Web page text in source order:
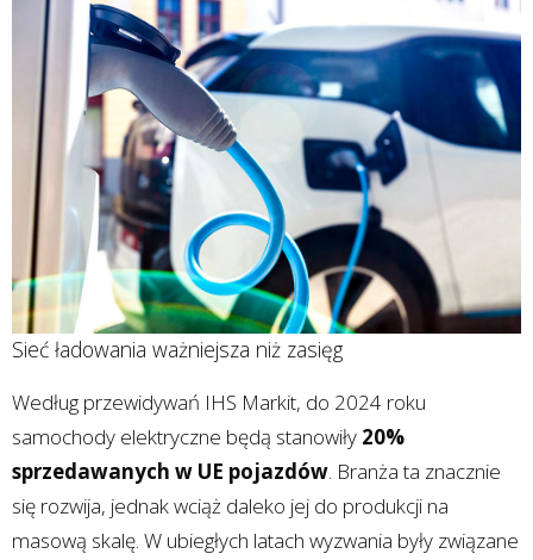
Sieć ładowania ważniejsza niż zasięg
Według przewidywań IHS Markit, do 2024 roku
samochody elektryczne będą stanowiły 20%
sprzedawanych w UE pojazdów. Branża ta znacznie
się rozwija, jednak wciąż daleko jej do produkcji na
masową skalę. W ubiegłych latach wyzwania były związane